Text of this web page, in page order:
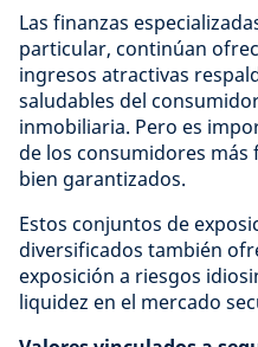
Las finanzas
particular, continúan
ingresos atractivas
saludables del
inmobiliaria. Pero es
de los consumidores
bien garantizados.
Estos conjuntos de
diversificados también
exposición a riesgos
liquidez en el mercado